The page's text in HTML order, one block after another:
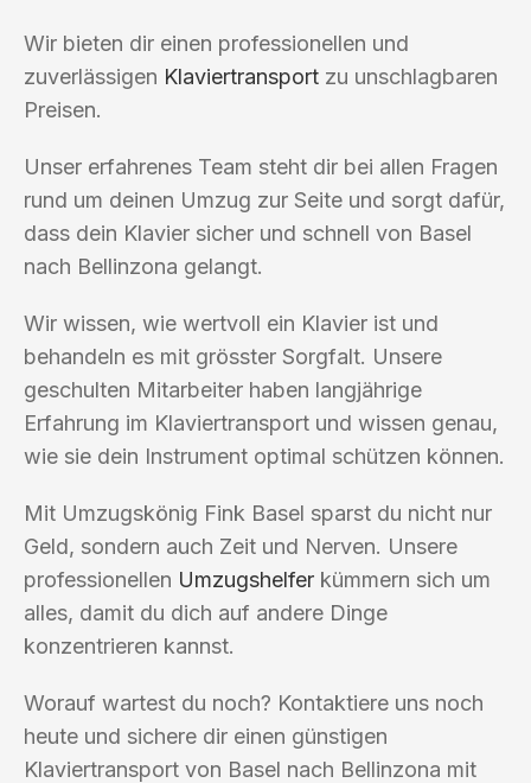
Wir bieten dir einen professionellen und
zuverlässigen Klaviertransport zu unschlagbaren
Preisen.
Unser erfahrenes Team steht dir bei allen Fragen
rund um deinen Umzug zur Seite und sorgt dafür,
dass dein Klavier sicher und schnell von Basel
nach Bellinzona gelangt.
Wir wissen, wie wertvoll ein Klavier ist und
behandeln es mit grösster Sorgfalt. Unsere
geschulten Mitarbeiter haben langjährige
Erfahrung im Klaviertransport und wissen genau,
wie sie dein Instrument optimal schützen können.
Mit Umzugskönig Fink Basel sparst du nicht nur
Geld, sondern auch Zeit und Nerven. Unsere
professionellen Umzugshelfer kümmern sich um
alles, damit du dich auf andere Dinge
konzentrieren kannst.
Worauf wartest du noch? Kontaktiere uns noch
heute und sichere dir einen günstigen
Klaviertransport von Basel nach Bellinzona mit